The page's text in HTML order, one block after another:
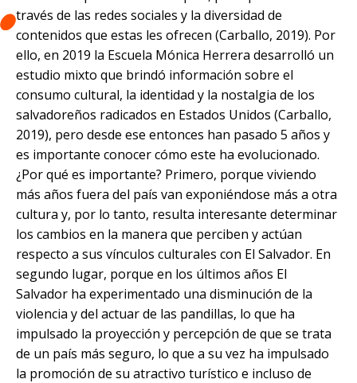
través de las redes sociales y la diversidad de
contenidos que estas les ofrecen (Carballo, 2019). Por
ello, en 2019 la Escuela Mónica Herrera desarrolló un
estudio mixto que brindó información sobre el
consumo cultural, la identidad y la nostalgia de los
salvadoreños radicados en Estados Unidos (Carballo,
2019), pero desde ese entonces han pasado 5 años y
es importante conocer cómo este ha evolucionado.
¿Por qué es importante? Primero, porque viviendo
más años fuera del país van exponiéndose más a otra
cultura y, por lo tanto, resulta interesante determinar
los cambios en la manera que perciben y actúan
respecto a sus vínculos culturales con El Salvador. En
segundo lugar, porque en los últimos años El
Salvador ha experimentado una disminución de la
violencia y del actuar de las pandillas, lo que ha
impulsado la proyección y percepción de que se trata
de un país más seguro, lo que a su vez ha impulsado
la promoción de su atractivo turístico e incluso de